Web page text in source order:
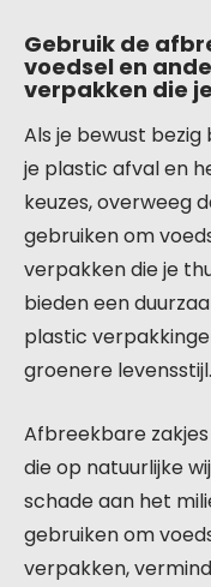
Gebruik de
voedsel en
verpakken die
Als je bewust
je plastic afval en
keuzes, overweeg
gebruiken om
verpakken die je
bieden een
plastic
groenere levensstijl.
Afbreekbare
die op natuurlijke
schade aan het
gebruiken om
verpakken,